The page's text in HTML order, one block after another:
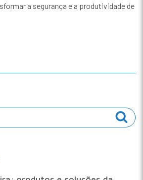
a segurança e a produtividade de